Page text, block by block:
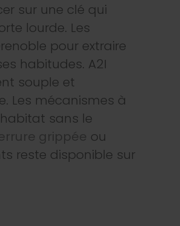
sur une clé qui
lourde. Les
pour extraire
habitudes. A2I
souple et
Les mécanismes à
sans le
ou
reste disponible sur